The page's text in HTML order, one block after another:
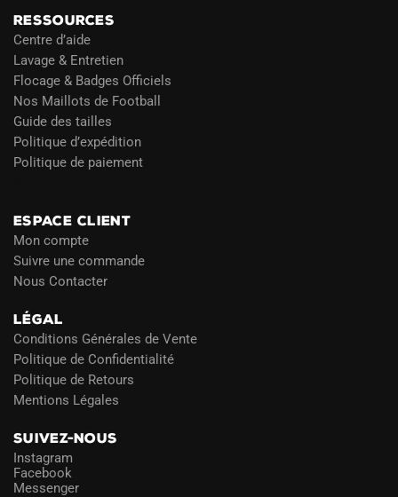
RESSOURCES
Centre d’aide
Lavage & Entretien
Flocage & Badges Officiels
Nos Maillots de Football
Guide des tailles
Politique d’expédition
Politique de paiement
ESPACE CLIENT
Mon compte
Suivre une commande
Nous Contacter
LÉGAL
Conditions Générales de Vente
Politique de Confidentialité
Politique de Retours
Mentions Légales
SUIVEZ-NOUS
Instagram
Facebook
Messenger